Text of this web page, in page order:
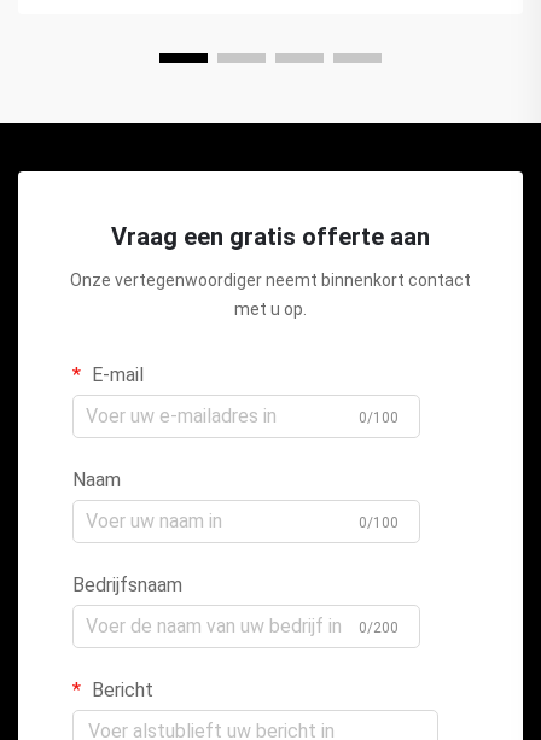
Vraag een gratis offerte aan
Onze vertegenwoordiger neemt binnenkort contact
met u op.
E-mail
0/100
Naam
0/100
Bedrijfsnaam
0/200
Bericht